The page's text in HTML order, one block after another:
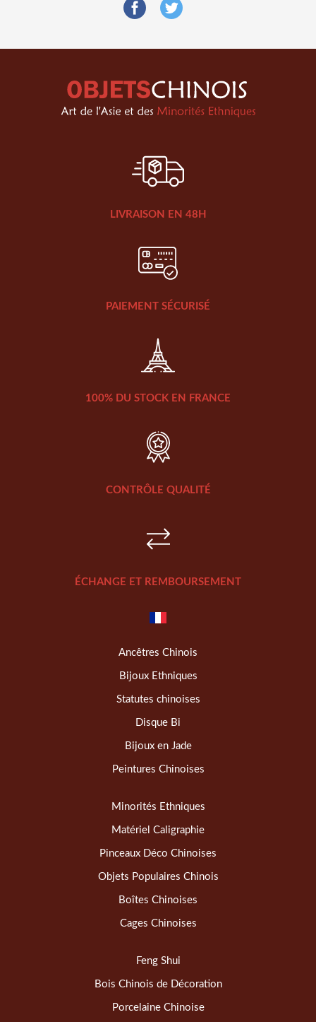
LIVRAISON EN 48H
PAIEMENT SÉCURISÉ
100% DU STOCK EN FRANCE
CONTRÔLE QUALITÉ
ÉCHANGE ET REMBOURSEMENT
Ancêtres Chinois
Bijoux Ethniques
Statutes chinoises
Disque Bi
Bijoux en Jade
Peintures Chinoises
Minorités Ethniques
Matériel Caligraphie
Pinceaux Déco Chinoises
Objets Populaires Chinois
Boîtes Chinoises
Cages Chinoises
Feng Shui
Bois Chinois de Décoration
Porcelaine Chinoise